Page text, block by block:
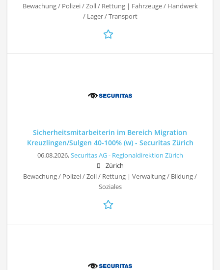
Bewachung / Polizei / Zoll / Rettung | Fahrzeuge / Handwerk
/ Lager / Transport
Sicherheitsmitarbeiterin im Bereich Migration
Kreuzlingen/Sulgen 40-100% (w) - Securitas Zürich
06.08.2026,Securitas AG - Regionaldirektion Zürich
Zürich
Bewachung / Polizei / Zoll / Rettung | Verwaltung / Bildung /
Soziales